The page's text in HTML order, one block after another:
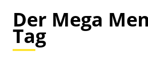
Der Mega
Tag